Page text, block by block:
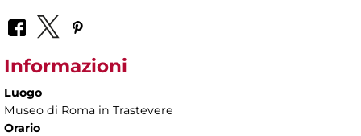
Informazioni
Luogo
Museo di Roma in Trastevere
Orario